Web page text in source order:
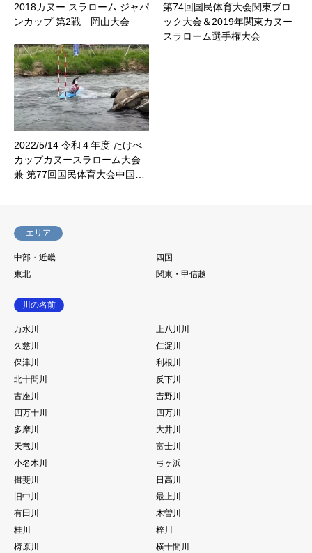
2018カヌー スラローム ジャパ
ンカップ 第2戦 岡山大会
第74回国民体育大会関東ブロ
ック大会＆2019年関東カヌー
スラローム選手権大会
2022/5/14 令和４年度 たけべ
カップカヌースラローム大会
兼 第77回国民体育大会中国…
エリア
中部・近畿
四国
東北
関東・甲信越
川の名前
万水川
上八川川
久慈川
仁淀川
保津川
利根川
北十間川
反下川
古座川
吉野川
四万十川
四万川
多摩川
大井川
天竜川
富士川
小名木川
弓ヶ浜
揖斐川
日高川
旧中川
最上川
有田川
木曽川
桂川
梓川
梼原川
横十間川